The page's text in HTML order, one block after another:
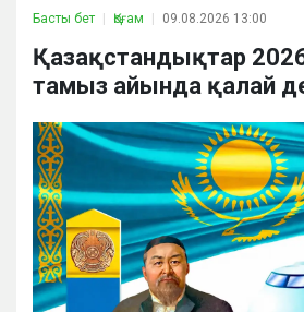
Басты бет Қоғам 09.08.2026 13:00
Қазақстандықтар
тамыз айында қалай